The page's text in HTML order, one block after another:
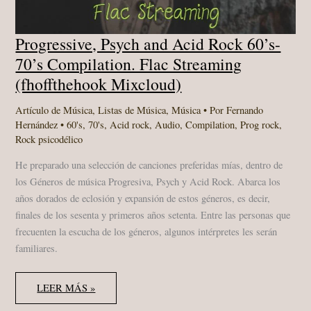
Progressive, Psych and Acid Rock 60’s-
70’s Compilation. Flac Streaming
(fhoffthehook Mixcloud)
Artículo de Música,Listas de Música,Música• PorFernando
Hernández•60's,70's,Acid rock,Audio,Compilation,Prog rock,
Rock psicodélico
He preparado una selección de canciones preferidas mías, dentro de
los Géneros de música Progresiva, Psych y Acid Rock. Abarca los
años dorados de eclosión y expansión de estos géneros, es decir,
finales de los sesenta y primeros años setenta. Entre las personas que
frecuenten la escucha de los géneros, algunos intérpretes les serán
familiares.
PROGRESSIVE,
PSYCH
AND
LEER MÁS »